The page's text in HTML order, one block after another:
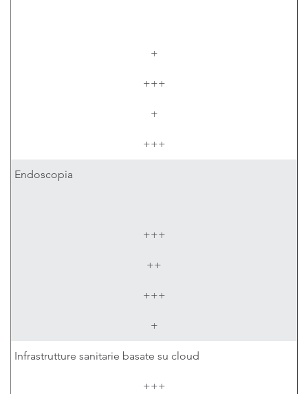
+
+++
+
+++
Endoscopia
+++
++
+++
+
Infrastrutture sanitarie basate su cloud
+++